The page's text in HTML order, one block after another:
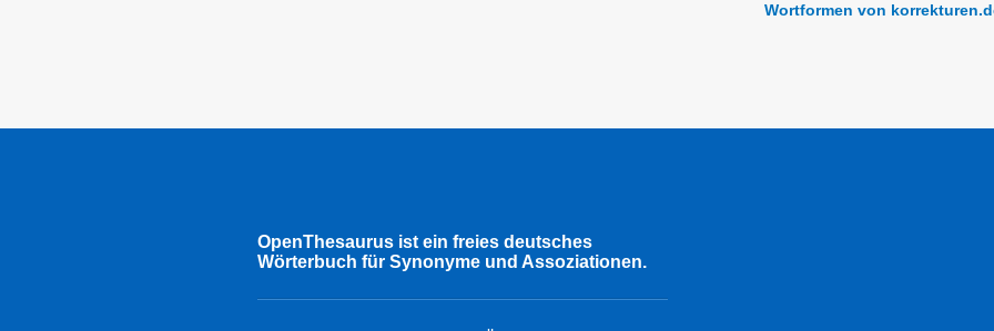
Wortformen von
OpenThesaurus ist ein freies deutsches
Wörterbuch für Synonyme und Assoziationen.